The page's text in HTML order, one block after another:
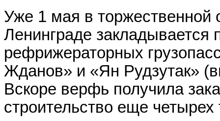
Уже 1 мая в торжественной
Ленинграде закладывается
рефрижераторных
Жданов» и «Ян Рудзутак»
Вскоре верфь получила
строительство еще